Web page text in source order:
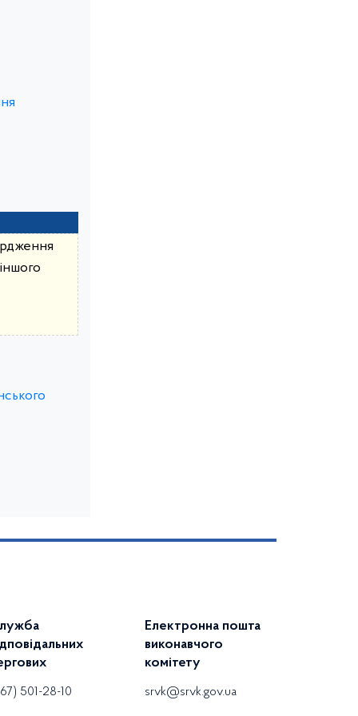
501-28-10
Електронна пошта
виконавчого
комітету
srvk@srvk.gov.ua